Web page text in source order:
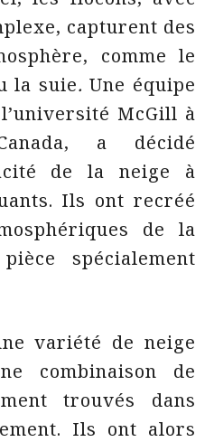
capturent des
comme le
la suie.Une équipe
McGill à
a décidé
de la neige à
Ils ont recréé
de la
spécialement
variété de neige
combinaison de
trouvés dans
Ils ont alors